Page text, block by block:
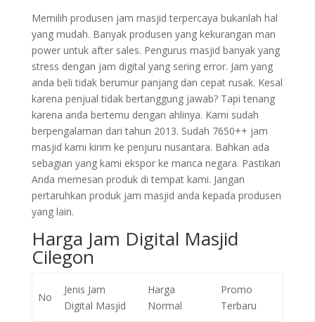
Memilih produsen jam masjid terpercaya bukanlah hal
yang mudah. Banyak produsen yang kekurangan man
power untuk after sales. Pengurus masjid banyak yang
stress dengan jam digital yang sering error. Jam yang
anda beli tidak berumur panjang dan cepat rusak. Kesal
karena penjual tidak bertanggung jawab? Tapi tenang
karena anda bertemu dengan ahlinya. Kami sudah
berpengalaman dari tahun 2013. Sudah 7650++ jam
masjid kami kirim ke penjuru nusantara. Bahkan ada
sebagian yang kami ekspor ke manca negara. Pastikan
Anda memesan produk di tempat kami. Jangan
pertaruhkan produk jam masjid anda kepada produsen
yang lain.
Harga Jam Digital Masjid
Cilegon
No
Jenis Jam
Digital Masjid
Harga
Normal
Promo
Terbaru